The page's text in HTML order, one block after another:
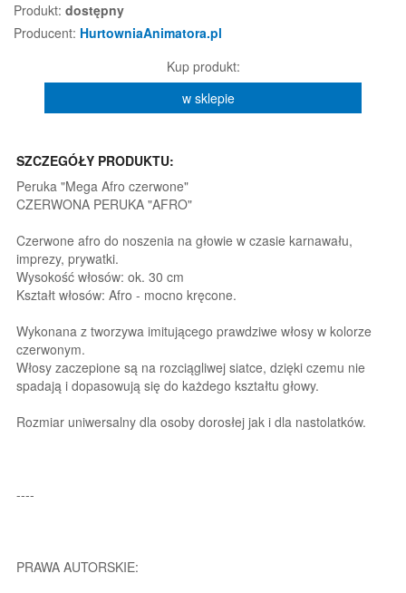
Produkt: dostępny
Producent: HurtowniaAnimatora.pl
Kup produkt:
w sklepie
SZCZEGÓŁY PRODUKTU:
Peruka "Mega Afro czerwone"
CZERWONA PERUKA "AFRO"
Czerwone afro do noszenia na głowie w czasie karnawału,
imprezy, prywatki.
Wysokość włosów: ok. 30 cm
Kształt włosów: Afro - mocno kręcone.
Wykonana z tworzywa imitującego prawdziwe włosy w kolorze
czerwonym.
Włosy zaczepione są na rozciągliwej siatce, dzięki czemu nie
spadają i dopasowują się do każdego kształtu głowy.
Rozmiar uniwersalny dla osoby dorosłej jak i dla nastolatków.
----
PRAWA AUTORSKIE: